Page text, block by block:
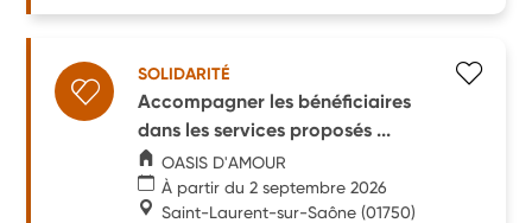
SOLIDARITÉ
Accompagner les bénéficiaires
dans les services proposés ...
OASIS D'AMOUR
À partir du 2 septembre 2026
Saint-Laurent-sur-Saône (01750)